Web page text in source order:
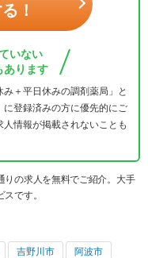
！
いない
あります
み＋平日休みの調剤薬局」と
登録済みの方に優先的にご
情報が掲載されないことも
りの求人を無料でご紹介。大手
です。
吉野川市 阿波市